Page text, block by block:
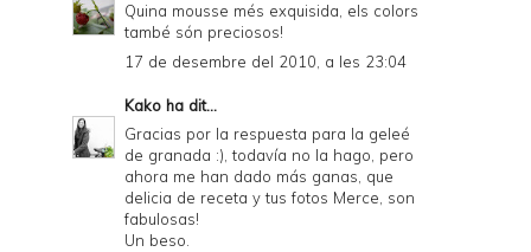
Quina mousse més exquisida, els colors
també són preciosos!
17 de desembre del 2010, a les 23:04
Kako ha dit...
Gracias por la respuesta para la geleé
de granada :), todavía no la hago, pero
ahora me han dado más ganas, que
delicia de receta y tus fotos Merce, son
fabulosas!
Un beso.